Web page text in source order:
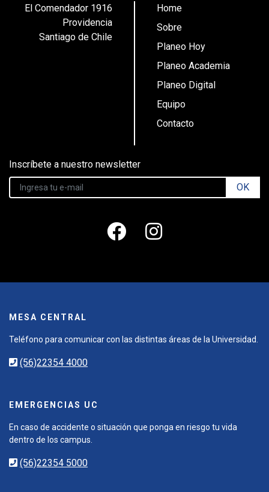
El Comendador 1916
Providencia
Santiago de Chile
Home
Sobre
Planeo Hoy
Planeo Academia
Planeo Digital
Equipo
Contacto
Inscríbete a nuestro newsletter
OK
MESA CENTRAL
Teléfono para comunicar con las distintas áreas de la Universidad.
(56)22354 4000
EMERGENCIAS UC
En caso de accidente o situación que ponga en riesgo tu vida
dentro de los campus.
(56)22354 5000